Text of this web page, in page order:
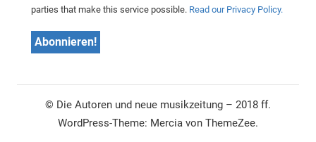
parties that make this service possible. Read our Privacy Policy.
© Die Autoren und neue musikzeitung – 2018 ff.
WordPress-Theme: Mercia von ThemeZee.